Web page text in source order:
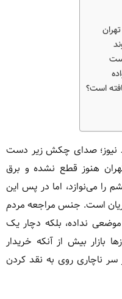
است؟
نیوز؛ صدای چکش زیر دست
تهران هنوز قطع نشده و برق
می‌نوازد، اما در پس این
است. جنس مراجعه مردم
نداده، بلکه دچار یک
بیش از آنکه خریدار
سر ناچاری روی به نقد کردن